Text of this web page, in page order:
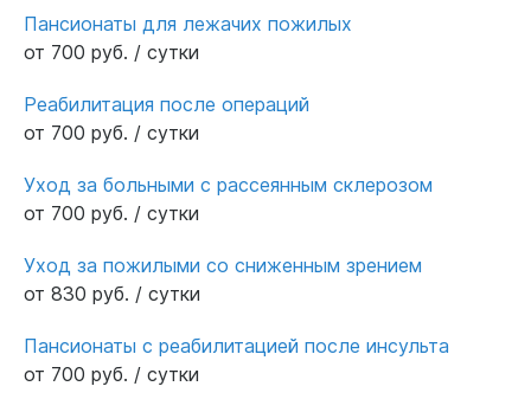
Пансионаты для лежачих пожилых
от 700 руб. / сутки
Реабилитация после операций
от 700 руб. / сутки
Уход за больными с рассеянным склерозом
от 700 руб. / сутки
Уход за пожилыми со сниженным зрением
от 830 руб. / сутки
Пансионаты с реабилитацией после инсульта
от 700 руб. / сутки